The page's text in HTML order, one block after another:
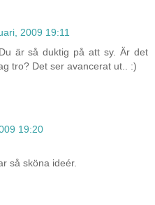
2009 19:11
är så duktig på att sy. Är det
tro? Det ser avancerat ut.. :)
19:20
så sköna ideér.